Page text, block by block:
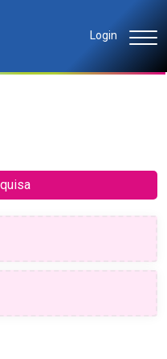
Login